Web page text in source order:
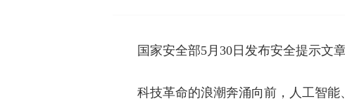
国家安全部5月30日发布安全提示文章
科技革命的浪潮奔涌向前，人工智